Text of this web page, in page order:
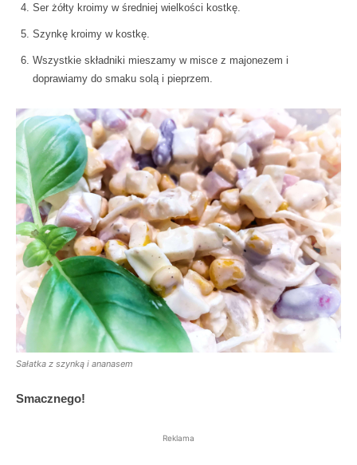
Ser żółty kroimy w średniej wielkości kostkę.
Szynkę kroimy w kostkę.
Wszystkie składniki mieszamy w misce z majonezem i
doprawiamy do smaku solą i pieprzem.
Sałatka z szynką i ananasem
Smacznego!
Reklama